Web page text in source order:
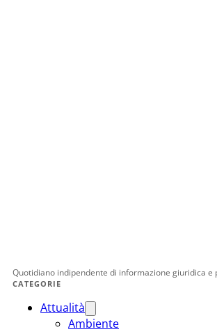
Quotidiano indipendente di informazione giuridica e
CATEGORIE
Attualità
Ambiente